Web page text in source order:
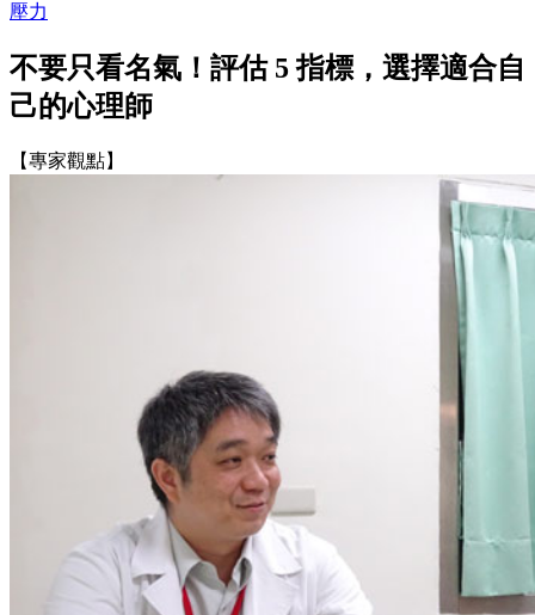
壓力
不要只看名氣！評估 5 指標，選擇適合自
己的心理師
【專家觀點】